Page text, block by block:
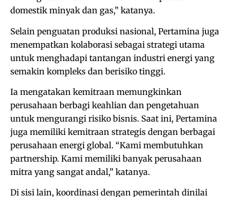
domestik minyak dan gas,” katanya.
Selain penguatan produksi nasional, Pertamina juga
menempatkan kolaborasi sebagai strategi utama
untuk menghadapi tantangan industri energi yang
semakin kompleks dan berisiko tinggi.
Ia mengatakan kemitraan memungkinkan
perusahaan berbagi keahlian dan pengetahuan
untuk mengurangi risiko bisnis. Saat ini, Pertamina
juga memiliki kemitraan strategis dengan berbagai
perusahaan energi global. “Kami membutuhkan
partnership. Kami memiliki banyak perusahaan
mitra yang sangat andal,” katanya.
Di sisi lain, koordinasi dengan pemerintah dinilai